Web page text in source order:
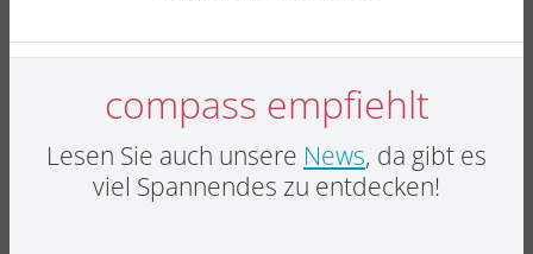
compass empfiehlt
Lesen Sie auch unsere News, da gibt es
viel Spannendes zu entdecken!